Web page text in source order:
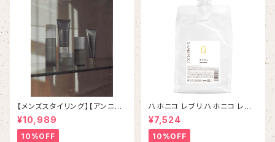
【メンズスタイリング】【アンニュ
イスタイリング】 HOYU ET
ORAS シリーズ ５本フルセット
¥10,989
10%OFF
ハホニコ レブリ ハホニコ レブ
リ α シャンプー 1000mL
¥7,524
10%OFF